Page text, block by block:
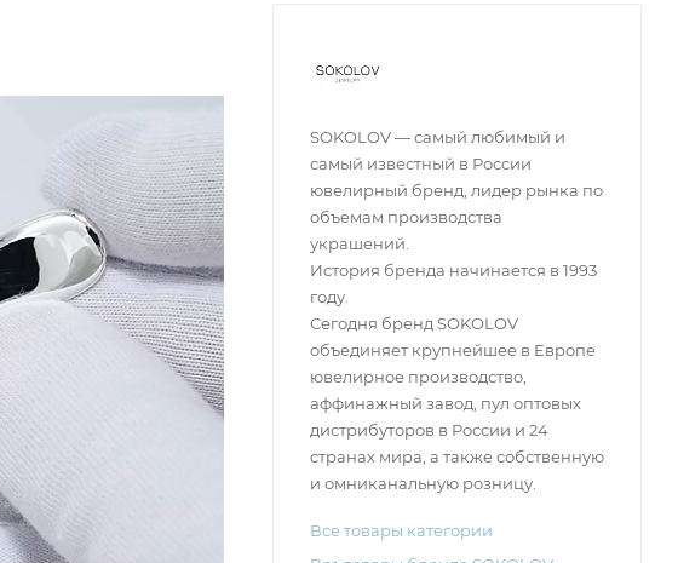
SOKOLOV — самый любимый и
самый известный в России
ювелирный бренд, лидер рынка по
объемам производства
украшений.
История бренда начинается в 1993
году.
Сегодня бренд SOKOLOV
объединяет крупнейшее в Европе
ювелирное производство,
аффинажный завод, пул оптовых
дистрибуторов в России и 24
странах мира, а также собственную
и омниканальную розницу.
Все товары категории